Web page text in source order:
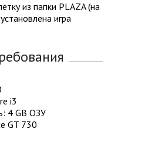
из папки PLAZA (на
игра
i3
4 GB ОЗУ
GT 730